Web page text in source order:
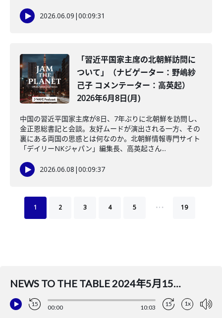
2026.06.09 |00:09:31
「習近平国家主席の北朝鮮訪問に
ついて」（ナビゲーター：野嶋紗
己子 コメンテーター：高英起）
2026年6月8日(月)
中国の習近平国家主席が8日、7年ぶりに北朝鮮を訪問し、
金正恩総書記と会談。友好ムードが演出される一方、その
裏にある両国の思惑とは何なのか。北朝鮮情報専門サイト
「デイリーNKジャパン」編集長、高英起さん...
2026.06.08 |00:09:37
1 2 3 4 5 … 19
NEWS TO THE TABLE 2024年5月15日(水)（ナビゲーター：堀潤／コメンテーター：）
15 00:00 10:03 15 1x